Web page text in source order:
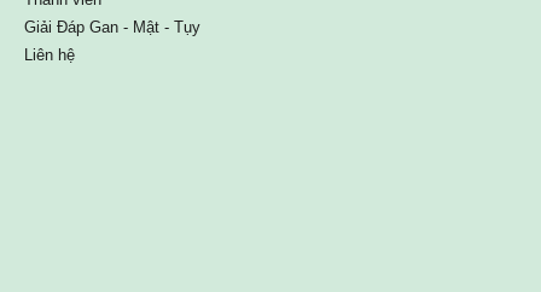
Giải Đáp Gan - Mật - Tụy
Liên hệ